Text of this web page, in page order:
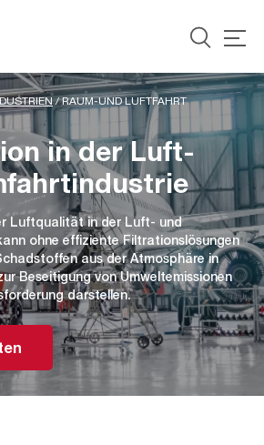
/RAUM-UND LUFTFAHRT
in der Luft-
Luftqualität in der Luft- und
ohne effiziente Filtrationslösungen
aus der Atmosphäre in
Beseitigung von Umweltemissionen
darstellen.